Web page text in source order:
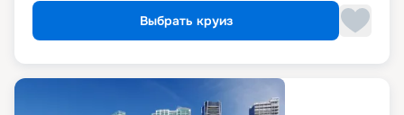
Выбрать круиз